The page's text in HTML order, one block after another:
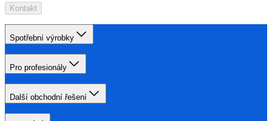
Kontakt
Spotřební výrobky
Pro profesionály
Další obchodní řešení